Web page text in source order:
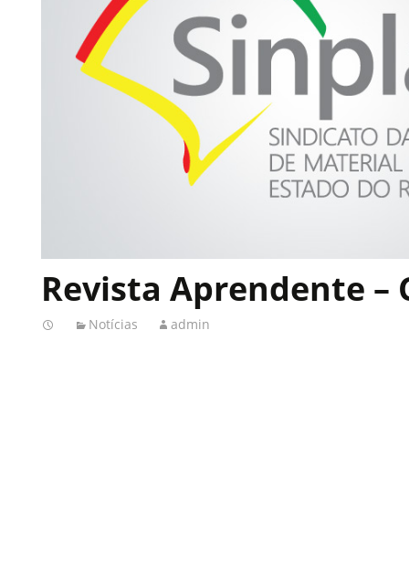
Revista Aprendente –
Notícias admin